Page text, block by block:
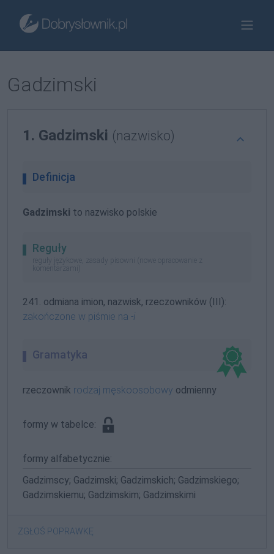
Gadzimski
1. Gadzimski (nazwisko)
Definicja
Gadzimski to nazwisko polskie
Reguły
reguły językowe, zasady pisowni (nowe opracowanie z
komentarzami)
241. odmiana imion, nazwisk, rzeczowników (III):
zakończone w piśmie na -i
Gramatyka
rzeczownik rodzaj męskoosobowy odmienny
formy w tabelce:
formy alfabetycznie:
Gadzimscy; Gadzimski; Gadzimskich; Gadzimskiego;
Gadzimskiemu; Gadzimskim; Gadzimskimi
ZGŁOŚ POPRAWKĘ